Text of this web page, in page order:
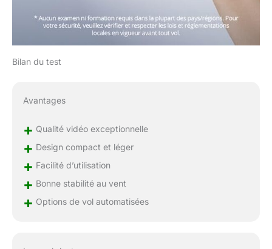
Comprend DJI Mini 4K,
une batterie, une RC-
N1C et tout le
réglementation relative
aux drones peut varier
sécurité, veillez à
Bilan du test
Avantages
+ Qualité vidéo exceptionnelle
+ Design compact et léger
+ Facilité d’utilisation
+ Bonne stabilité au vent
+ Options de vol automatisées